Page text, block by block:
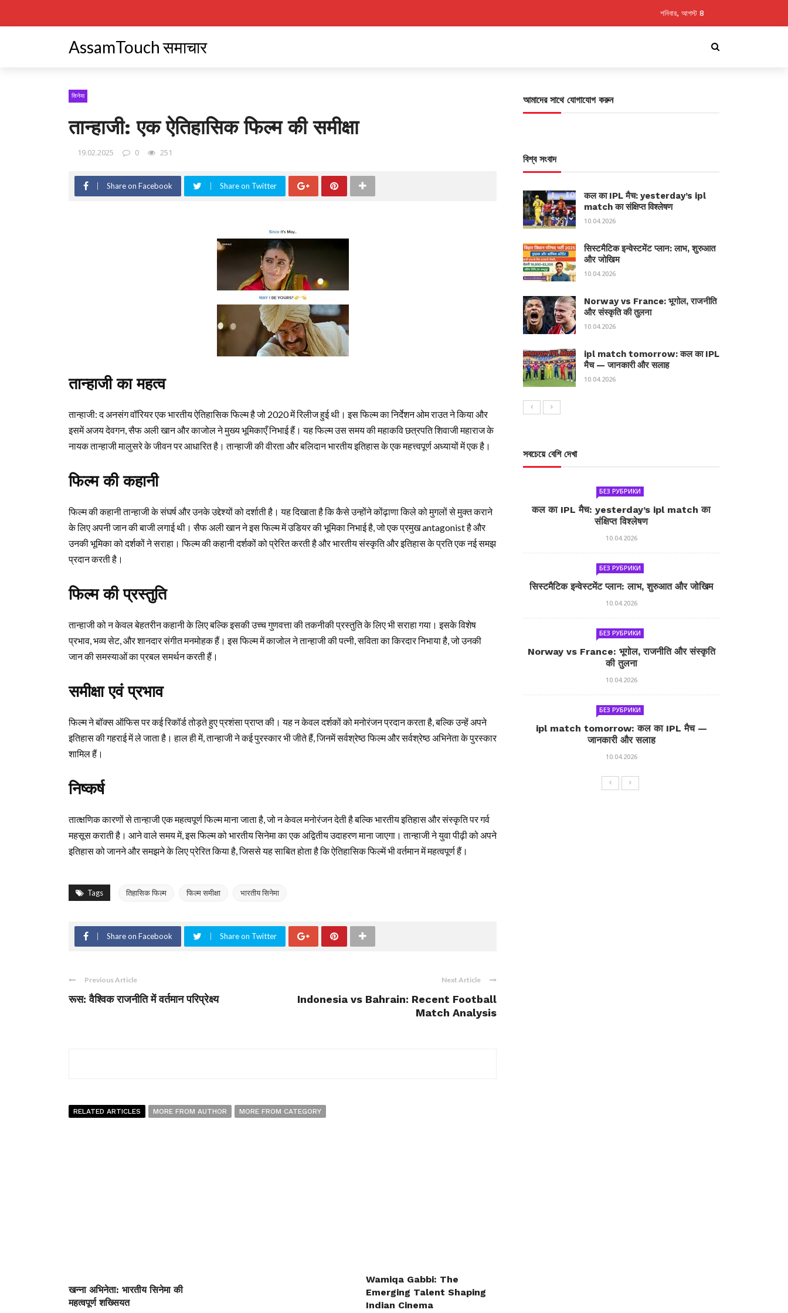
শনিবার, আগস্ট 8
AssamTouch समाचार
सिनेमा
तान्हाजी: एक ऐतिहासिक फिल्म की समीक्षा
19.02.2025 0 251
Share on Facebook Share on Twitter
तान्हाजी का महत्व
तान्हाजी: द अनसंग वॉरियर एक भारतीय ऐतिहासिक फिल्म है जो 2020 में रिलीज हुई थी। इस फिल्म का निर्देशन ओम राउत ने किया और
इसमें अजय देवगन, सैफ अली खान और काजोल ने मुख्य भूमिकाएँ निभाई हैं। यह फिल्म उस समय की महाकवि छत्रपति शिवाजी महाराज के
नायक तान्हाजी मालुसरे के जीवन पर आधारित है। तान्हाजी की वीरता और बलिदान भारतीय इतिहास के एक महत्त्वपूर्ण अध्यायों में एक है।
फिल्म की कहानी
फिल्म की कहानी तान्हाजी के संघर्ष और उनके उद्देश्यों को दर्शाती है। यह दिखाता है कि कैसे उन्होंने कोंढ़ाणा किले को मुगलों से मुक्त कराने
के लिए अपनी जान की बाजी लगाई थी। सैफ अली खान ने इस फिल्म में उडियर की भूमिका निभाई है, जो एक प्रमुख antagonist है और
उनकी भूमिका को दर्शकों ने सराहा। फिल्म की कहानी दर्शकों को प्रेरित करती है और भारतीय संस्कृति और इतिहास के प्रति एक नई समझ
प्रदान करती है।
फिल्म की प्रस्तुति
तान्हाजी को न केवल बेहतरीन कहानी के लिए बल्कि इसकी उच्च गुणवत्ता की तकनीकी प्रस्तुति के लिए भी सराहा गया। इसके विशेष
प्रभाव, भव्य सेट, और शानदार संगीत मनमोहक हैं। इस फिल्म में काजोल ने तान्हाजी की पत्नी, सविता का किरदार निभाया है, जो उनकी
जान की समस्याओं का प्रबल समर्थन करती हैं।
समीक्षा एवं प्रभाव
फिल्म ने बॉक्स ऑफिस पर कई रिकॉर्ड तोड़ते हुए प्रशंसा प्राप्त की। यह न केवल दर्शकों को मनोरंजन प्रदान करता है, बल्कि उन्हें अपने
इतिहास की गहराई में ले जाता है। हाल ही में, तान्हाजी ने कई पुरस्कार भी जीते हैं, जिनमें सर्वश्रेष्ठ फिल्म और सर्वश्रेष्ठ अभिनेता के पुरस्कार
शामिल हैं।
निष्कर्ष
तात्क्षणिक कारणों से तान्हाजी एक महत्वपूर्ण फिल्म माना जाता है, जो न केवल मनोरंजन देती है बल्कि भारतीय इतिहास और संस्कृति पर गर्व
महसूस कराती है। आने वाले समय में, इस फिल्म को भारतीय सिनेमा का एक अद्वितीय उदाहरण माना जाएगा। तान्हाजी ने युवा पीढ़ी को अपने
इतिहास को जानने और समझने के लिए प्रेरित किया है, जिससे यह साबित होता है कि ऐतिहासिक फिल्में भी वर्तमान में महत्वपूर्ण हैं।
Tags तिहासिक फिल्म फिल्म समीक्षा भारतीय सिनेमा
Share on Facebook Share on Twitter
Previous Article
रूस: वैश्विक राजनीति में वर्तमान परिप्रेक्ष्य
Next Article
Indonesia vs Bahrain: Recent Football
Match Analysis
RELATED ARTICLES MORE FROM AUTHOR MORE FROM CATEGORY
खन्ना अभिनेता: भारतीय सिनेमा की
महत्वपूर्ण शख्सियत
Wamiqa Gabbi: The
Emerging Talent Shaping
Indian Cinema
আমাদের সাথে যোগাযোগ করুন
বিশ্ব সংবাদ
कल का IPL मैच: yesterday’s ipl
match का संक्षिप्त विश्लेषण
10.04.2026
सिस्टमैटिक इन्वेस्टमेंट प्लान: लाभ, शुरुआत
और जोखिम
10.04.2026
Norway vs France: भूगोल, राजनीति
और संस्कृति की तुलना
10.04.2026
ipl match tomorrow: कल का IPL
मैच — जानकारी और सलाह
10.04.2026
সবচেয়ে বেশি দেখা
БЕЗ РУБРИКИ
कल का IPL मैच: yesterday’s ipl match का
संक्षिप्त विश्लेषण
10.04.2026
БЕЗ РУБРИКИ
सिस्टमैटिक इन्वेस्टमेंट प्लान: लाभ, शुरुआत और जोखिम
10.04.2026
БЕЗ РУБРИКИ
Norway vs France: भूगोल, राजनीति और संस्कृति
की तुलना
10.04.2026
БЕЗ РУБРИКИ
ipl match tomorrow: कल का IPL मैच —
जानकारी और सलाह
10.04.2026